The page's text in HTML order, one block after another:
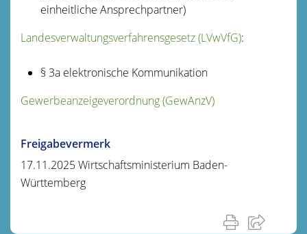
einheitliche Ansprechpartner)
Landesverwaltungsverfahrensgesetz (LVwVfG):
§ 3a elektronische Kommunikation
Gewerbeanzeigeverordnung (GewAnzV)
Freigabevermerk
17.11.2025 Wirtschaftsministerium Baden-
Württemberg